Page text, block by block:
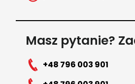
Masz pytanie?
+48 796 003 901